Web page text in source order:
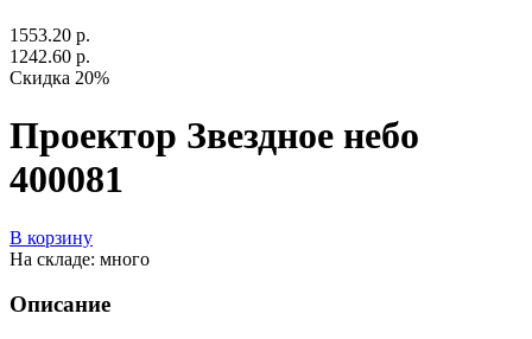
1553.20 р.
1242.60 р.
Скидка 20%
Проектор Звездное небо
400081
В корзину
На складе: много
Описание